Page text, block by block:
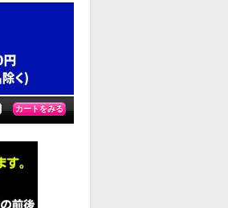
カートをみる